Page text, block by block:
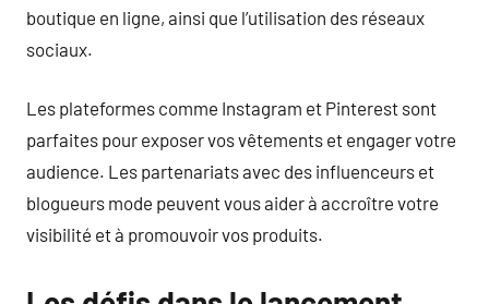
boutique en ligne, ainsi que l’utilisation des réseaux
sociaux.
Les plateformes comme Instagram et Pinterest sont
parfaites pour exposer vos vêtements et engager votre
audience. Les partenariats avec des influenceurs et
blogueurs mode peuvent vous aider à accroître votre
visibilité et à promouvoir vos produits.